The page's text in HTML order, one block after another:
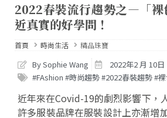
2022春裝流行趨勢之—「裸
近真實的好學問！
首頁 時尚生活 精品珠寶
By Sophie Wang
2022年2 月 10日
#FAshion #時尚趨勢 #2022春裝趨勢 #
近年來在Covid-19的劇烈影響下，
許多服裝品牌在服裝設計上亦漸增